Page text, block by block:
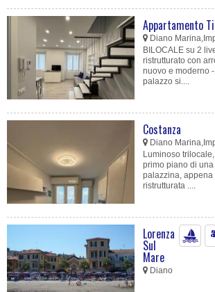
Appartamento
Diano
BILOCALE su 2
ristrutturato con
nuovo e moderno
palazzo si....
Costanza
Diano
Luminoso
primo piano di una
palazzina, appena
ristrutturata ....
Lorenza
Sul
Mare
Diano